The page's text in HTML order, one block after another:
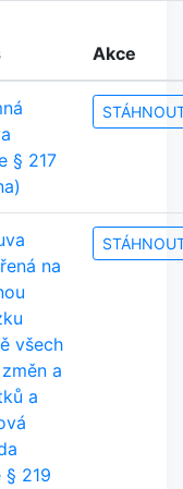
Akce
§ 217
na
všech
a
a
§ 219